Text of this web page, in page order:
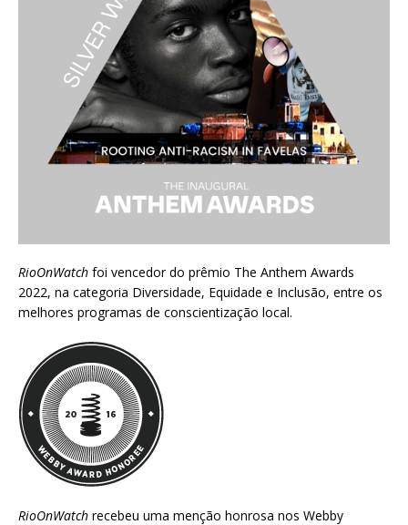
RioOnWatch foi vencedor do prêmio The Anthem Awards
2022, na categoria Diversidade, Equidade e Inclusão, entre os
melhores programas de conscientização local.
RioOnWatch recebeu uma menção honrosa nos Webby